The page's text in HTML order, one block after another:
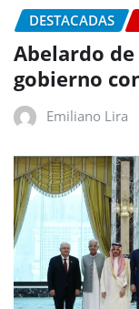
DESTACADAS
Abelardo
gobierno
Emiliano Lira